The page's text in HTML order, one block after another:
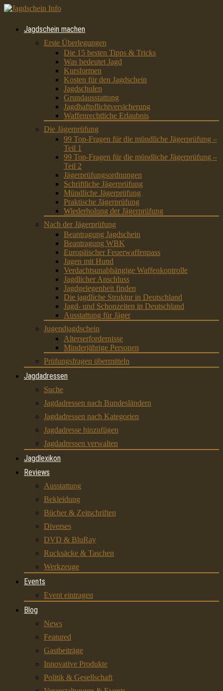
Jagdschein machen
Erste Überlegungen
Die 15 besten Tipps & Tricks
Was bedeutet Jagd
Kursformen
Kosten für den Jagdschein
Jagdschulen
Grundausstattung
Jagdhaftpflichtversicherung
Waffenrechtliche Erlaubnis
Die Jägerprüfung
99 Top-Fragen für die mündliche Jägerprüfung –
Teil 1
99 Top-Fragen für die mündliche Jägerprüfung –
Teil 2
Jägerprüfungsordnungen
Schriftliche Jägerprüfung
Mündliche Jägerprüfung
Praktische Jägerprüfung
Wiederholung der Jägerprüfung
Nach der Jägerprüfung
Beantragung Jagdschein
Beantragung WBK
Europäischer Feuerwaffenpass
Jagen mit Hund
Verdachtsunabhängige Waffenkontrolle
Jagdlicher Anschluss
Jagdgelegenheit finden
Die jagdliche Struktur in Deutschland
Jagd- und Schonzeiten in Deutschland
Ausstattung für Jäger
Jugendjagdschein
Alterserfordernisse
Minderjährige Personen
Prüfungsfragen übermitteln
Jagdadressen
Suche
Jagdadressen nach Bundesländern
Jagdadressen nach Kategorien
Jagdadresse hinzufügen
Jagdadressen verwalten
Jagdlexikon
Reviews
Ausstattung
Bekleidung
Bücher & Zeitschriften
Diverses
DVD & BluRay
Rucksäcke & Taschen
Werkzeuge
Events
Event eintragen
Blog
News
Featured
Gastbeiträge
Innovative Produkte
Politik & Gesellschaft